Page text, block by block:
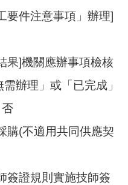
要件注意事項」辦理]
果]機關應辦事項檢核
辦理」或「已完成」
購(不適用共同供應契
簽證規則實施技師簽